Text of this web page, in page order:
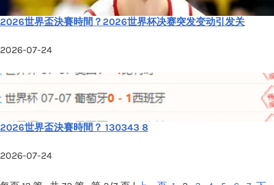
2026世界盃決賽時間？2026世界杯决赛突发变动引发关
2026-07-24
2026世界盃決賽時間？ 130343 8
2026-07-24